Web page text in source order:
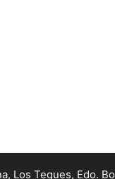
Los Teques, Edo.